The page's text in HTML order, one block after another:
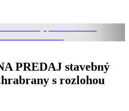
PREDAJ stavebný
s rozlohou